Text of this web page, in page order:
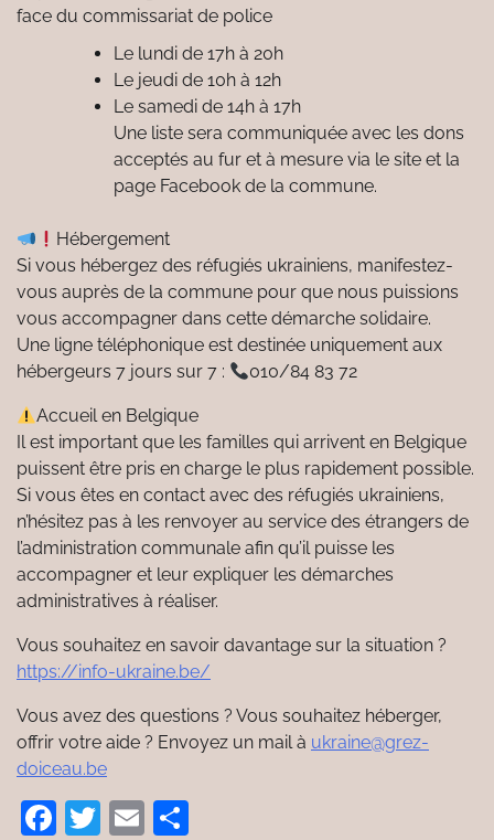
face du commissariat de police
Le lundi de 17h à 20h
Le jeudi de 10h à 12h
Le samedi de 14h à 17h
Une liste sera communiquée avec les dons
acceptés au fur et à mesure via le site et la
page Facebook de la commune.
Hébergement
Si vous hébergez des réfugiés ukrainiens, manifestez-
vous auprès de la commune pour que nous puissions
vous accompagner dans cette démarche solidaire.
Une ligne téléphonique est destinée uniquement aux
hébergeurs 7 jours sur 7 :
010/84 83 72
Accueil en Belgique
Il est important que les familles qui arrivent en Belgique
puissent être pris en charge le plus rapidement possible.
Si vous êtes en contact avec des réfugiés ukrainiens,
n’hésitez pas à les renvoyer au service des étrangers de
l’administration communale afin qu’il puisse les
accompagner et leur expliquer les démarches
administratives à réaliser.
Vous souhaitez en savoir davantage sur la situation ?
https://info-ukraine.be/
Vous avez des questions ? Vous souhaitez héberger,
offrir votre aide ? Envoyez un mail à ukraine@grez-
doiceau.be
Facebook
Twitter
Email